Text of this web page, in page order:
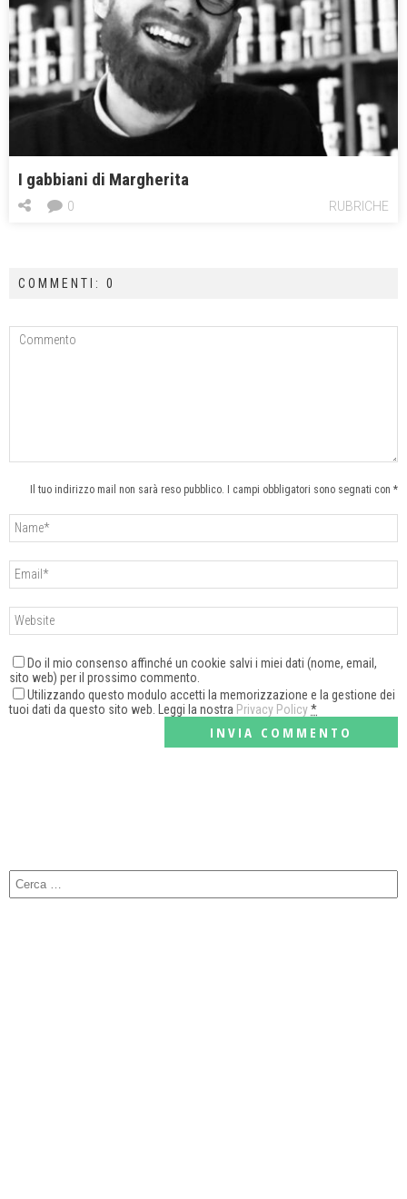
I gabbiani di Margherita
RUBRICHE
0
COMMENTI: 0
Il tuo indirizzo mail non sarà reso pubblico. I campi obbligatori sono segnati con *
Do il mio consenso affinché un cookie salvi i miei dati (nome, email,
sito web) per il prossimo commento.
Utilizzando questo modulo accetti la memorizzazione e la gestione dei
tuoi dati da questo sito web. Leggi la nostra Privacy Policy*